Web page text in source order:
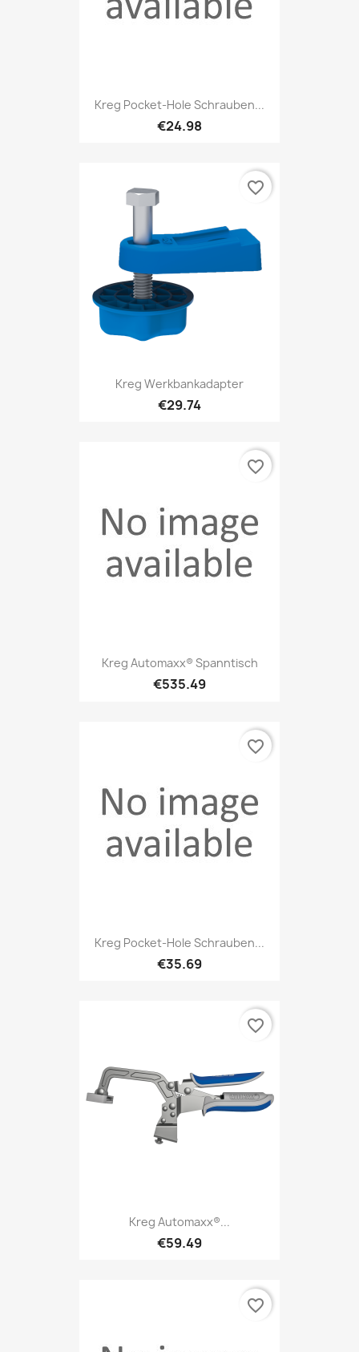
Kreg Pocket-Hole Schrauben...
€24.98
Kreg Werkbankadapter
€29.74
favorite_border
Kreg Automaxx® Spanntisch
€535.49
favorite_border
Kreg Pocket-Hole Schrauben...
€35.69
favorite_border
Kreg Automaxx®...
€59.49
favorite_border
favorite_border